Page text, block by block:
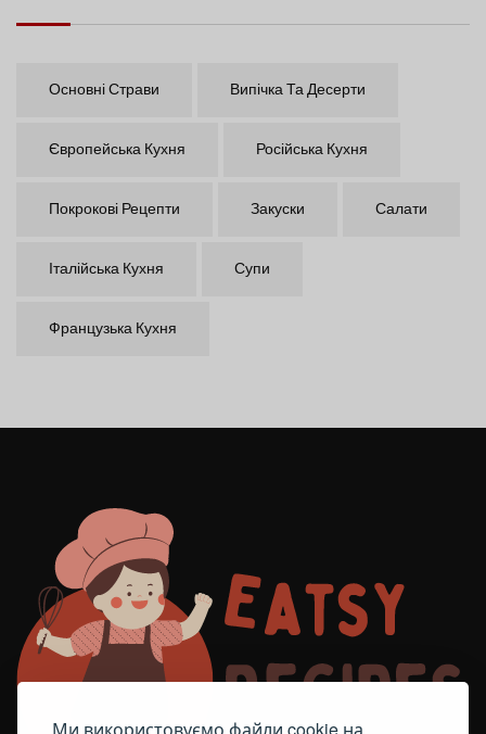
Основні Страви Випічка Та Десерти
Європейська Кухня Російська Кухня
Покрокові Рецепти Закуски Салати
Італійська Кухня Супи
Французька Кухня